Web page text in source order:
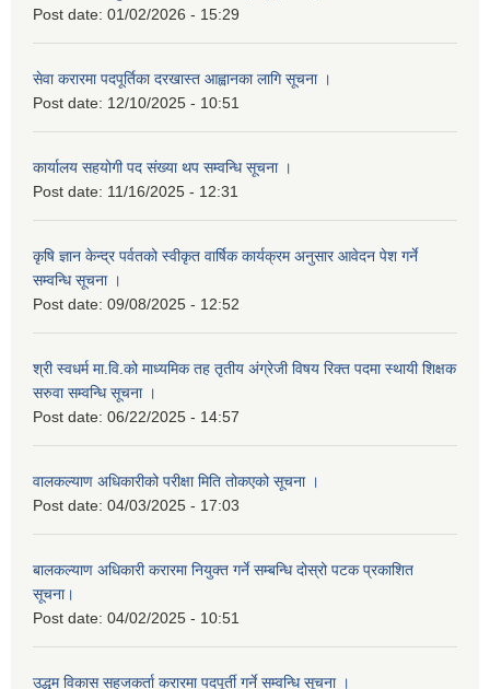
Post date: 01/02/2026 - 15:29
सेवा करारमा पदपूर्तिका दरखास्त आह्वानका लागि सूचना ।
Post date: 12/10/2025 - 10:51
कार्यालय सहयोगी पद संख्या थप सम्वन्धि सूचना ।
Post date: 11/16/2025 - 12:31
कृषि ज्ञान केन्द्र पर्वतको स्वीकृत वार्षिक कार्यक्रम अनुसार आवेदन पेश गर्ने
सम्वन्धि सूचना ।
Post date: 09/08/2025 - 12:52
श्री स्वधर्म मा.वि.को माध्यमिक तह तृतीय अंग्रेजी विषय रिक्त पदमा स्थायी शिक्षक
सरुवा सम्वन्धि सूचना ।
Post date: 06/22/2025 - 14:57
वालकल्याण अधिकारीको परीक्षा मिति तोकएको सूचना ।
Post date: 04/03/2025 - 17:03
बालकल्याण अधिकारी करारमा नियुक्त गर्ने सम्बन्धि दोस्रो पटक प्रकाशित
सूचना।
Post date: 04/02/2025 - 10:51
उद्धम विकास सहजकर्ता करारमा पदपूर्ती गर्ने सम्वन्धि सूचना ।